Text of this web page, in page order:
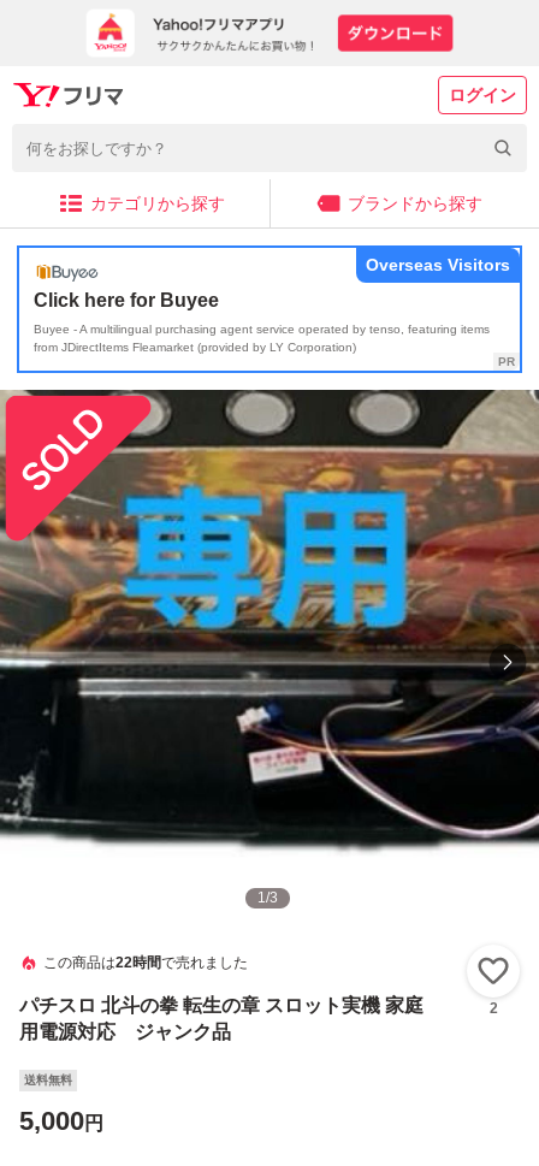
ログイン
カテゴリから探す ブランドから探す
Click here for Buyee
Buyee - A multilingual purchasing agent service operated by tenso, featuring items
from JDirectItems Fleamarket (provided by LY Corporation)
Overseas Visitors
1/3
この商品は22時間で売れました
パチスロ 北斗の拳 転生の章 スロット実機 家庭
用電源対応 ジャンク品
2
送料無料
5,000円